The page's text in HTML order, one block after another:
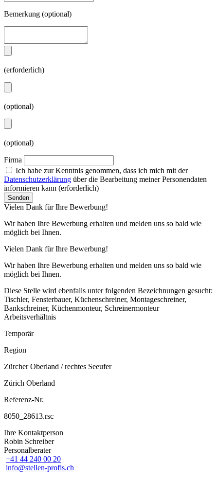
Bemerkung (optional)
(erforderlich)
(optional)
(optional)
Firma
Ich habe zur Kenntnis genommen, dass ich mich mit der
Datenschutzerklärung über die Bearbeitung meiner Personendaten
informieren kann (erforderlich)
Vielen Dank für Ihre Bewerbung!
Wir haben Ihre Bewerbung erhalten und melden uns so bald wie
möglich bei Ihnen.
Vielen Dank für Ihre Bewerbung!
Wir haben Ihre Bewerbung erhalten und melden uns so bald wie
möglich bei Ihnen.
Diese Stelle wird ebenfalls unter folgenden Bezeichnungen gesucht:
Tischler, Fensterbauer, Küchenschreiner, Montageschreiner,
Bankschreiner, Küchenmonteur, Schreinermonteur
Arbeitsverhältnis
Temporär
Region
Zürcher Oberland / rechtes Seeufer
Zürich Oberland
Referenz-Nr.
8050_28613.rsc
Ihre Kontaktperson
Robin Schreiber
Personalberater
+41 44 240 00 20
info@stellen-profis.ch